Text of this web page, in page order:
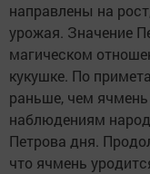
направлены на
урожая. Значение
магическом
кукушке. По
раньше, чем
наблюдениям
Петрова дня.
что ячмень